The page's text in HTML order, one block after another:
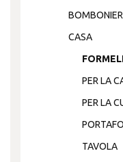
CASA
PER LA
PER LA
TAVOLA